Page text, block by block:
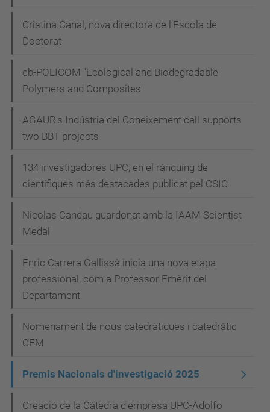
Cristina Canal, nova directora de l’Escola de
Doctorat
eb-POLICOM "Ecological and Biodegradable
Polymers and Composites"
AGAUR's Indústria del Coneixement call supports
two BBT projects
134 investigadores UPC, en el rànquing de
científiques més destacades publicat pel CSIC
Nicolas Candau guardonat amb la IAAM Scientist
Medal
Enric Carrera Gallissà inicia una nova etapa
professional, com a Professor Emèrit del
Departament
Nomenament de nous catedràtiques i catedràtic
CEM
Premis Nacionals d'investigació 2025
Creació de la Càtedra d'empresa UPC-Adolfo